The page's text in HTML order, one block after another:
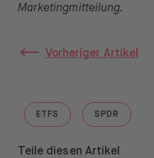
Marketingmitteilung.
Vorheriger Artikel
ETFS
GO TO "ETFS"
SPDR
GO TO
Teile diesen Artikel